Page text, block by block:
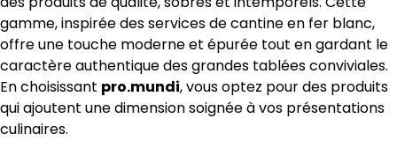
gamme, inspirée des services de cantine en fer blanc,
offre une touche moderne et épurée tout en gardant le
caractère authentique des grandes tablées conviviales.
En choisissant pro.mundi, vous optez pour des produits
qui ajoutent une dimension soignée à vos présentations
culinaires.